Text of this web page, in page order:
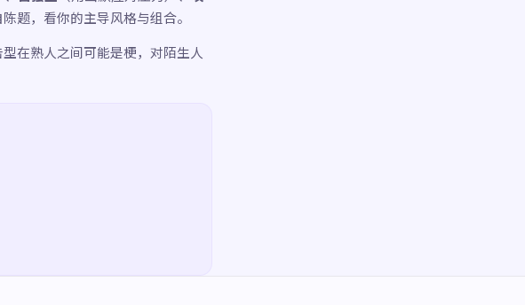
题，看你的主导风格与组合。
在熟人之间可能是梗，对陌生人